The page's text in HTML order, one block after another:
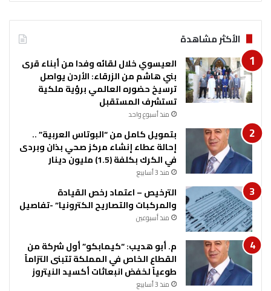
الأكثر مشاهدة
العيسوي خلال لقائه وفدا من أبناء قرى
بني هاشم من الزرقاء: الأردن يواصل
ترسيخ حضوره العالمي برؤية ملكية
تستشرف المستقبل
منذ أسبوع واحد
بتمويل كامل من “البوتاس العربية” ..
إحالة عطاء إنشاء مركز صحي بذان وبردى
في الكرك بكلفة (1.5) مليون دينار
منذ 3 أسابيع
الترخيص – اعتماد رخص القيادة
والمركبات والتصاريح الكترونيا” -تفاصيل
منذ أسبوعين
م. أبو هديب: “كيمابكو” أول شركة من
القطاع الخاص في المملكة تتبنى التزاماً
طوعياً لخفض انبعاثات أكسيد النيتروز
منذ 3 أسابيع